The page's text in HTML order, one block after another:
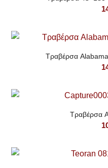
Τραβέρσα
Τραβέρσα